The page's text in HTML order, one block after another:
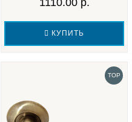
1110.00 р.
КУПИТЬ
TOP